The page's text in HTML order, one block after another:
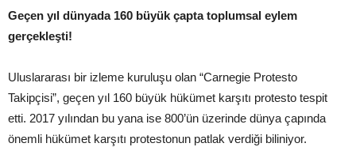
Geçen yıl dünyada 160 büyük çaptatoplumsal eylem
gerçekleşti!
Uluslararası bir izleme kuruluşu olan “Carnegie Protesto
Takipçisi”, geçen yıl 160 büyük hükümet karşıtı protesto tespit
etti. 2017 yılından bu yana ise 800’ün üzerinde dünya çapında
önemli hükümet karşıtı protestonun patlak verdiği biliniyor.